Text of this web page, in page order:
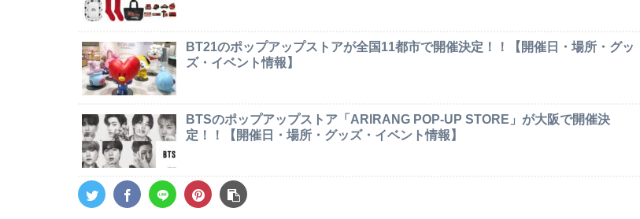
BT21のポップアップストアが全国11都市で開催決定！！【開催日・場所・グッ
ズ・イベント情報】
BTSのポップアップストア「ARIRANG POP-UP STORE」が大阪で開催決
定！！【開催日・場所・グッズ・イベント情報】